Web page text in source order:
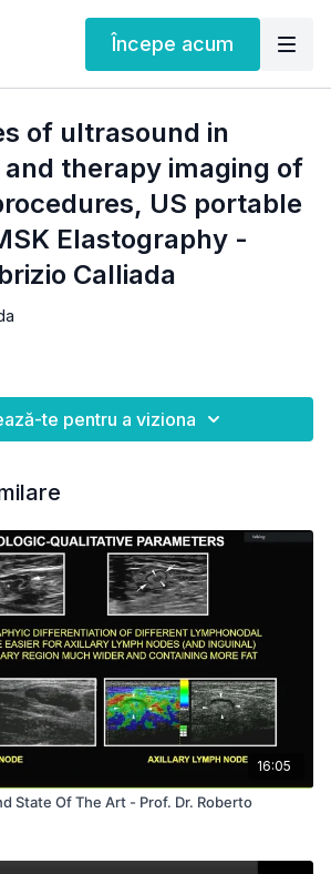
Începe acum
of ultrasound in
therapy imaging of
US portable
Elastography -
Calliada
te pentru a viziona
16:05
State Of The Art - Prof. Dr. Roberto